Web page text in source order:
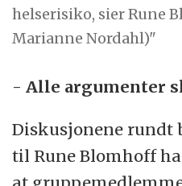
helserisiko, sier Rune
Marianne Nordahl)"
-Alle argumenter
Diskusjonene rundt
til Rune Blomhoff